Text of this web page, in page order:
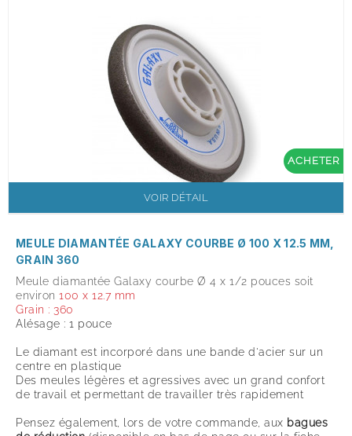
ACHETER
VOIR DÉTAIL
MEULE DIAMANTÉE GALAXY COURBE Ø 100 X 12.5 MM,
GRAIN 360
Meule diamantée Galaxy courbe Ø 4 x 1/2 pouces soit
environ 100 x 12.7 mm
Grain : 360
Alésage : 1 pouce
Le diamant est incorporé dans une bande d'acier sur un
centre en plastique
Des meules légères et agressives avec un grand confort
de travail et permettant de travailler très rapidement
Pensez également, lors de votre commande, aux bagues